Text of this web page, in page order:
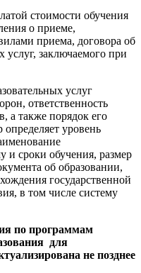
стоимости обучения
о приеме,
приема, договора об
услуг, заключаемого при
услуг
ответственность
а также порядок его
уровень
и сроки обучения, размер
об образовании,
государственной
в том числе систему
по программам
для
не позднее